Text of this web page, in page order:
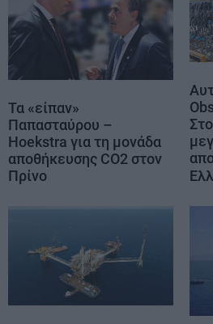
Τα «είπαν»
Παπασταύρου –
Hoekstra για τη μονάδα
αποθήκευσης CO2 στον
Πρίνο